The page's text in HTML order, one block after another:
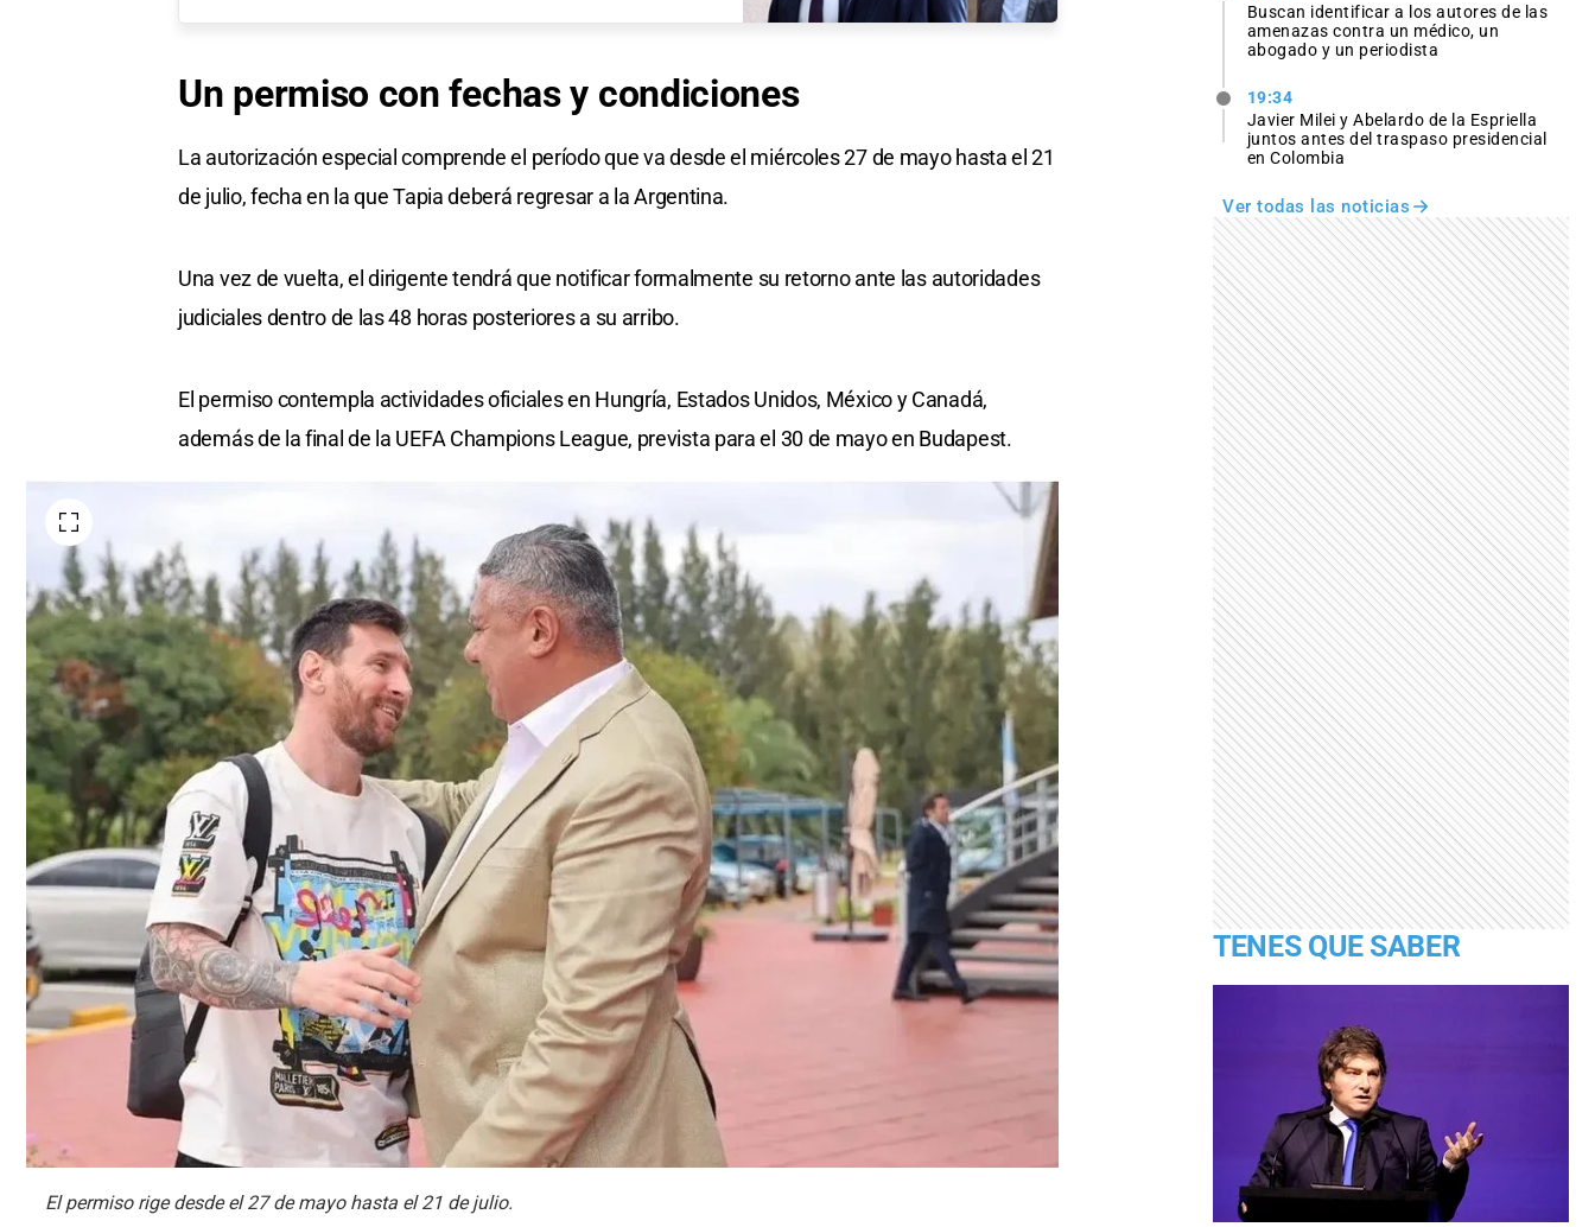
Un permiso con fechas y condiciones
La autorización especial comprende el período que va desde el miércoles 27 de mayo hasta el 21
de julio, fecha en la que Tapia deberá regresar a la Argentina.
Una vez de vuelta, el dirigente tendrá que notificar formalmente su retorno ante las autoridades
judiciales dentro de las 48 horas posteriores a su arribo.
El permiso contempla actividades oficiales en Hungría, Estados Unidos, México y Canadá,
además de la final de la UEFA Champions League, prevista para el 30 de mayo en Budapest.
El permiso rige desde el 27 de mayo hasta el 21 de julio.
Buscan identificar a los autores de las
amenazas contra un médico, un
abogado y un periodista
19:34
Javier Milei y Abelardo de la Espriella
juntos antes del traspaso presidencial
en Colombia
Ver todas las noticias
TENES QUE SABER